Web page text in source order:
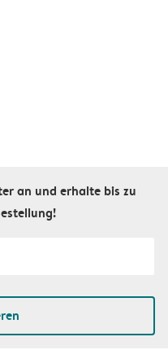
an und erhalte bis zu